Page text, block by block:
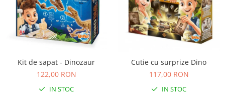
Kit de sapat - Dinozaur
122,00 RON
IN STOC
Cutie cu surprize Dino
117,00 RON
IN STOC